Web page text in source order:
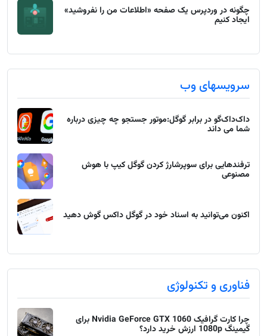
چگونه در وردپرس یک صفحه «اطلاعات من را نفروشید»
ایجاد کنیم
سرویسهای وب
داک‌داک‌گو در برابر گوگل:موتور جستجو چه چیزی درباره
شما می داند
ترفندهایی برای سوپرشارژ کردن گوگل کیپ با هوش
مصنوعی
اکنون می‌توانید به اسناد خود در گوگل داکس گوش دهید
فناوری و تکنولوژی
چرا کارت گرافیک Nvidia GeForce GTX 1060 برای
گیمینگ 1080p ارزش خرید دارد؟